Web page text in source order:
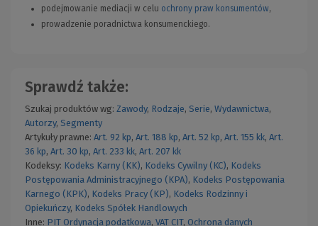
podejmowanie mediacji w celu ochrony praw konsumentów,
prowadzenie poradnictwa konsumenckiego.
Sprawdź także:
Szukaj produktów wg: Zawody, Rodzaje, Serie, Wydawnictwa,
Autorzy, Segmenty
Artykuły prawne: Art. 92 kp, Art. 188 kp, Art. 52 kp, Art. 155 kk, Art.
36 kp, Art. 30 kp, Art. 233 kk, Art. 207 kk
Kodeksy: Kodeks Karny (KK), Kodeks Cywilny (KC), Kodeks
Postępowania Administracyjnego (KPA), Kodeks Postępowania
Karnego (KPK), Kodeks Pracy (KP), Kodeks Rodzinny i
Opiekuńczy, Kodeks Spółek Handlowych
Inne: PIT Ordynacja podatkowa, VAT CIT, Ochrona danych